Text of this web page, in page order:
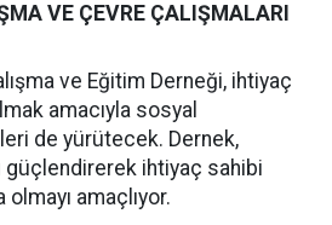
VE ÇEVRE ÇALIŞMALARI
ve Eğitim Derneği, ihtiyaç
amacıyla sosyal
de yürütecek. Dernek,
güçlendirerek ihtiyaç sahibi
olmayı amaçlıyor.